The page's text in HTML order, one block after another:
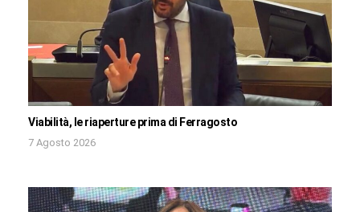
Viabilità, le riaperture prima di Ferragosto
7 Agosto 2026